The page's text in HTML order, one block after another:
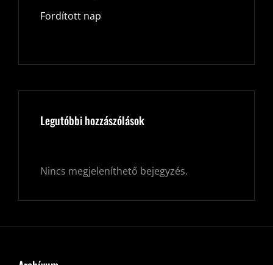
Fordított nap
Legutóbbi hozzászólások
Nincs megjeleníthető bejegyzés.